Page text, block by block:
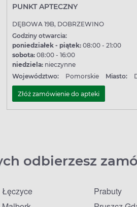
PUNKT APTECZNY
DĘBOWA 19B, DOBRZEWINO
Godziny otwarcia:
poniedziałek - piątek:08:00 - 21:00
sobota:08:00 - 16:00
niedziela:nieczynne
Województwo:
Pomorskie Miasto:
Złóż zamówienie do apteki
odbierzesz
Łęczyce
Prabuty